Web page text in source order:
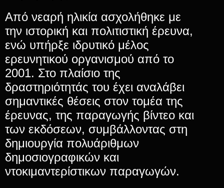
Από νεαρή ηλικία ασχολήθηκε με
την ιστορική και πολιτιστική έρευνα,
ενώ υπήρξε ιδρυτικό μέλος
ερευνητικού οργανισμού από το
2001. Στο πλαίσιο της
δραστηριότητάς του έχει αναλάβει
σημαντικές θέσεις στον τομέα της
έρευνας, της παραγωγής βίντεο και
των εκδόσεων, συμβάλλοντας στη
δημιουργία πολυάριθμων
δημοσιογραφικών και
ντοκιμαντερίστικων παραγωγών.